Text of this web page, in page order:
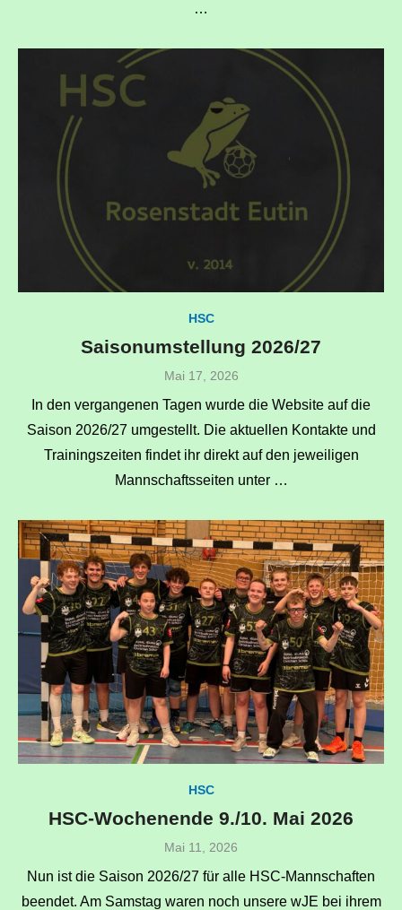
…
HSC
Saisonumstellung 2026/27
Veröffentlicht
Mai 17, 2026
In den vergangenen Tagen wurde die Website auf die
Saison 2026/27 umgestellt. Die aktuellen Kontakte und
Trainingszeiten findet ihr direkt auf den jeweiligen
Mannschaftsseiten unter …
HSC
HSC-Wochenende 9./10. Mai 2026
Veröffentlicht
Mai 11, 2026
Nun ist die Saison 2026/27 für alle HSC-Mannschaften
beendet. Am Samstag waren noch unsere wJE bei ihrem